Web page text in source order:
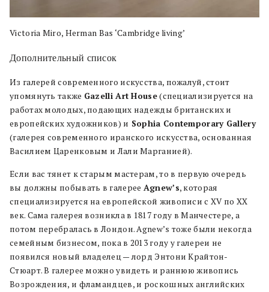
Victoria Miro, Herman Bas ‘Cambridge living’
Дополнительный список
Из галерей современного искусства, пожалуй, стоит
упомянуть также Gazelli Art House(специализируется на
работах молодых, подающих надежды британских и
европейских художников) и Sophia Contemporary Gallery
(галерея современного иранского искусства, основанная
Василием Царенковым и Лали Марганией).
Если вас тянет к старым мастерам, то в первую очередь
вы должны побывать в галерее Agnew’s, которая
специализируется на европейской живописи с XV по XX
век. Сама галерея возникла в 1817 году в Манчестере, а
потом перебралась в Лондон. Agnew’s тоже были некогда
семейным бизнесом, пока в 2013 году у галереи не
появился новый владелец — лорд Энтони Крайтон-
Стюарт. В галерее можно увидеть и раннюю живопись
Возрождения, и фламандцев, и роскошных английских